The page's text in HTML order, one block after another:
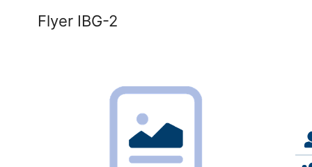
Flyer IBG-2